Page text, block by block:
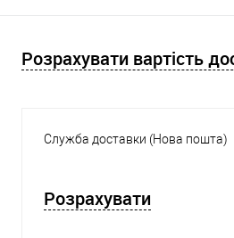
Розрахувати вартість
Служба доставки (Нова пошта)
Розрахувати